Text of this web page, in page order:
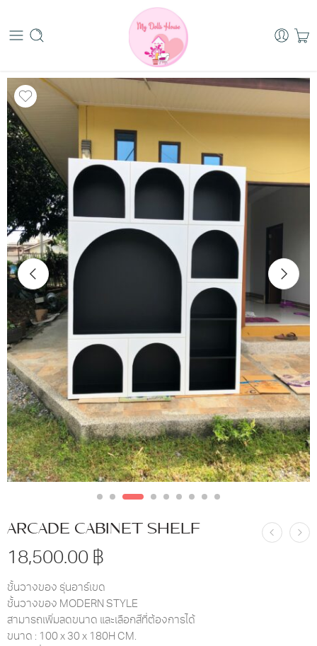
ARCADE CABINET SHELF
18,500.00 ฿
ชั้นวางของ รุ่นอาร์เขด
ชั้นวางของ MODERN STYLE
สามารถเพิ่มลดขนาด และเลือกสีที่ต้องการได้
ขนาด : 100 x 30 x 180H CM.